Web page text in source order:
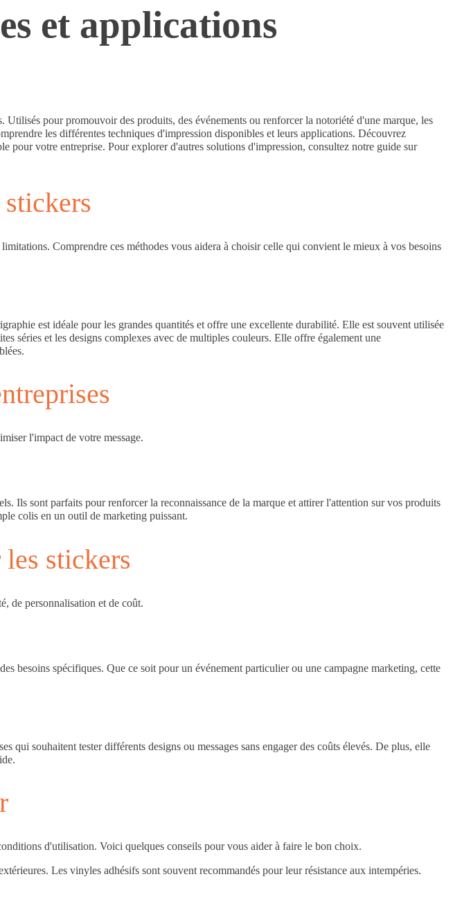
et applications
pour promouvoir des produits, des événements ou renforcer la notoriété d'une marque, les
les différentes techniques d'impression disponibles et leurs applications. Découvrez
pour votre entreprise. Pour explorer d'autres solutions d'impression, consultez notre guide sur
Comprendre ces méthodes vous aidera à choisir celle qui convient le mieux à vos besoins
est idéale pour les grandes quantités et offre une excellente durabilité. Elle est souvent utilisée
séries et les designs complexes avec de multiples couleurs. Elle offre également une
l'impact de votre message.
Ils sont parfaits pour renforcer la reconnaissance de la marque et attirer l'attention sur vos produits
colis en un outil de marketing puissant.
stickers
de personnalisation et de coût.
besoins spécifiques. Que ce soit pour un événement particulier ou une campagne marketing, cette
qui souhaitent tester différents designs ou messages sans engager des coûts élevés. De plus, elle
d'utilisation. Voici quelques conseils pour vous aider à faire le bon choix.
Les vinyles adhésifs sont souvent recommandés pour leur résistance aux intempéries.